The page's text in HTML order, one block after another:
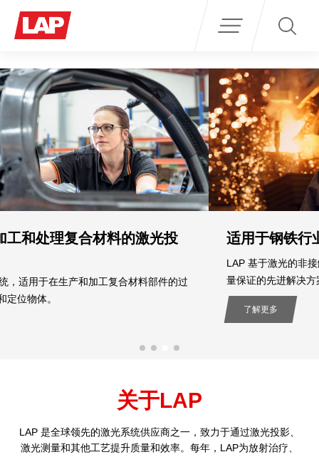
的过
适用于钢铁行业的激光测量系统
LAP 基于激光的非接触式测量系统是轧钢厂用于实现非接
量保证的先进解决方案。
关于LAP
LAP 是全球领先的激光系统供应商之一，致力于通过激光投影、
激光测量和其他工艺提升质量和效率。每年，LAP为放射治疗、